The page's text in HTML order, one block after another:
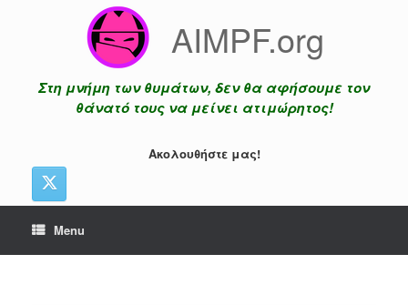
AIMPF.org
Στη μνήμη των θυμάτων, δεν θα αφήσουμε τον
θάνατό τους να μείνει ατιμώρητος!
Ακολουθήστε μας!
Menu